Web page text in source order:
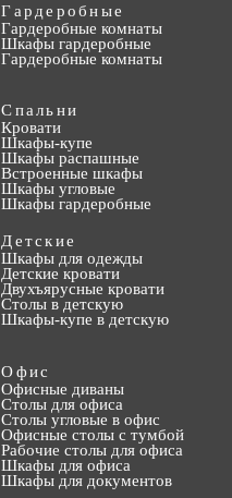
Гардеробные
Гардеробные комнаты
Шкафы гардеробные
Гардеробные комнаты
Спальни
Кровати
Шкафы-купе
Шкафы распашные
Встроенные шкафы
Шкафы угловые
Шкафы гардеробные
Детские
Шкафы для одежды
Детские кровати
Двухъярусные кровати
Столы в детскую
Шкафы-купе в детскую
Офис
Офисные диваны
Столы для офиса
Столы угловые в офис
Офисные столы с тумбой
Рабочие столы для офиса
Шкафы для офиса
Шкафы для документов